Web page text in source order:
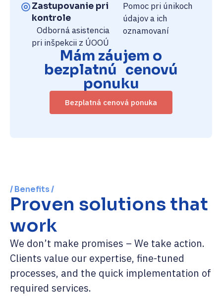
Zastupovanie pri
kontrole
Odborná asistencia
pri inšpekcii z ÚOOÚ
Pomoc pri únikoch
údajov a ich
oznamovaní
Mám záujem o
bezplatnú cenovú
ponuku
Bezplatná cenová ponuka
/ Benefits /
Proven solutions that
work
We don’t make promises – We take action.
Clients value our expertise, fine-tuned
processes, and the quick implementation of
required services.